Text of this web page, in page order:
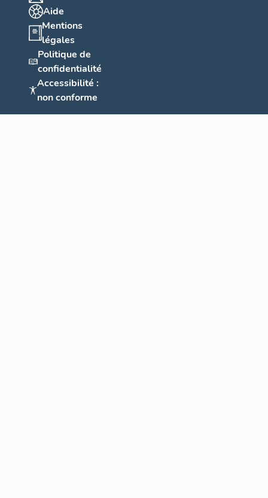
Aide
Mentions
légales
Politique de
confidentialité
Accessibilité :
non conforme